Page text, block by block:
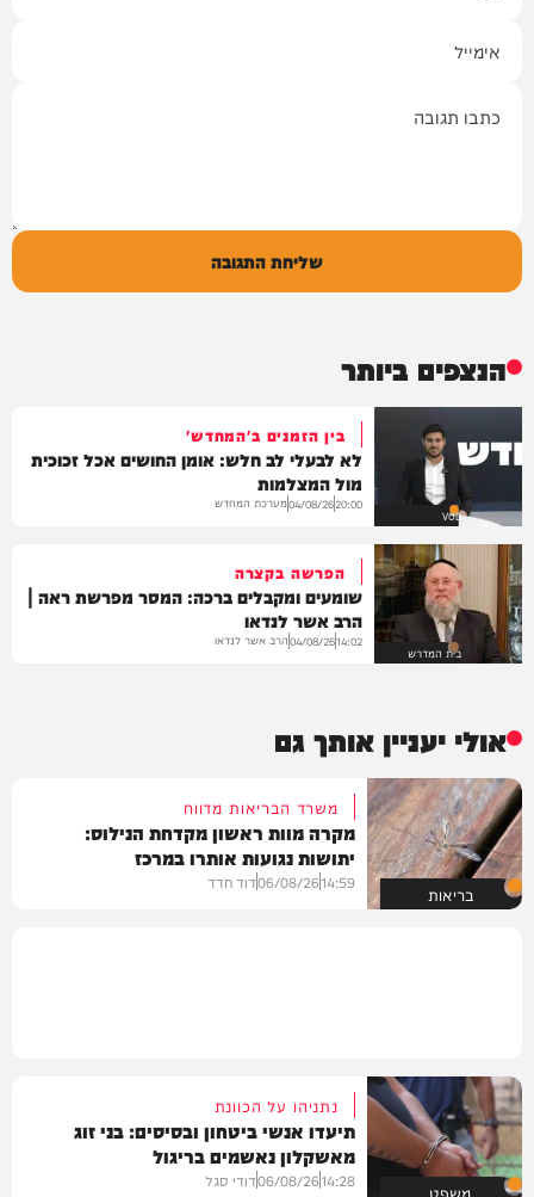
שליחת התגובה
הנצפים ביותר
VOD
בין הזמנים ב'המחדש'
לא לבעלי לב חלש: אומן החושים אכל זכוכית
מול המצלמות
20:00
04/08/26מערכת המחדש
בית המדרש
הפרשה בקצרה
שומעים ומקבלים ברכה: המסר מפרשת ראה |
הרב אשר לנדאו
14:02
04/08/26הרב אשר לנדאו
אולי יעניין אותך גם
בריאות
משרד הבריאות מדווח
מקרה מוות ראשון מקדחת הנילוס:
יתושות נגועות אותרו במרכז
14:59
06/08/26דוד חדד
משפט
נתניהו על הכוונת
תיעדו אנשי ביטחון ובסיסים: בני זוג
מאשקלון נאשמים בריגול
14:28
06/08/26דודי סגל